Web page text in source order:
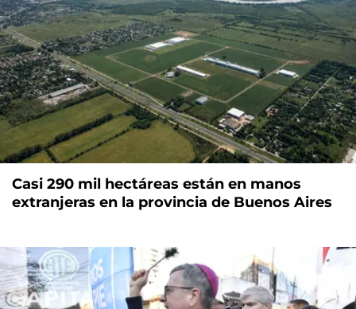
Casi 290 mil hectáreas están en manos
extranjeras en la provincia de Buenos Aires